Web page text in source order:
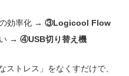
効率化 → ③Logicool Flow
→ ④USB切り替え機
ストレス」をなくすだけで、